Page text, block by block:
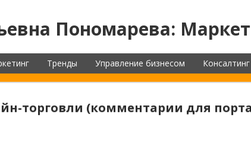
Пономарева:
Тренды Управление бизнесом Консалтинг
торговли (комментарии для